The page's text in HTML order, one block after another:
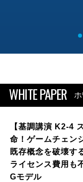
WHITE PAPER
【基調講演 K2-4
命！ゲームチェン
既存概念を破壊す
ライセンス費用も
Gモデル